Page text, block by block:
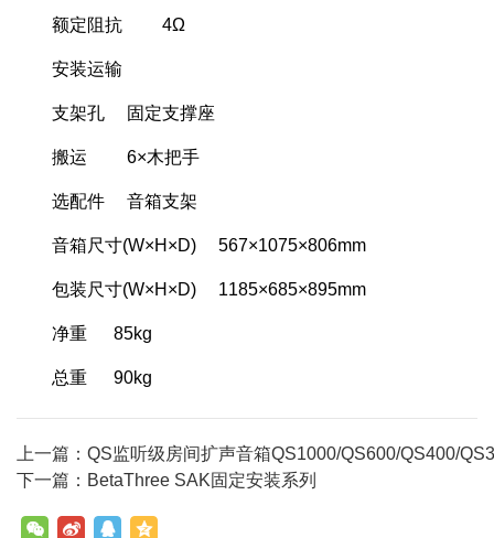
额定阻抗 4Ω
安装运输
支架孔 固定支撑座
搬运 6×木把手
选配件 音箱支架
音箱尺寸(W×H×D) 567×1075×806mm
包装尺寸(W×H×D) 1185×685×895mm
净重 85kg
总重 90kg
上一篇：QS监听级房间扩声音箱QS1000/QS600/QS400/
下一篇：BetaThree SAK固定安装系列